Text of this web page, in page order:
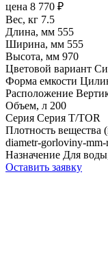
цена 8 770 ₽
Вес, кг 7.5
Длина, мм 555
Ширина, мм 555
Высота, мм 970
Цветовой вариант
Форма емкости
Расположение
Объем, л 200
Серия Серия T/TOR
Плотность вещества
diametr-gorloviny-mm-
Назначение Для
Оставить заявку